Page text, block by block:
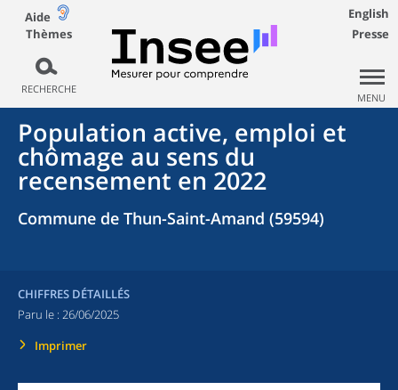
Aide
Thèmes
RECHERCHE
English
Presse
MENU
Population active, emploi et
chômage au sens du
recensement en 2022
Commune de Thun-Saint-Amand (59594)
CHIFFRES DÉTAILLÉS
Paru le : 26/06/2025
Imprimer